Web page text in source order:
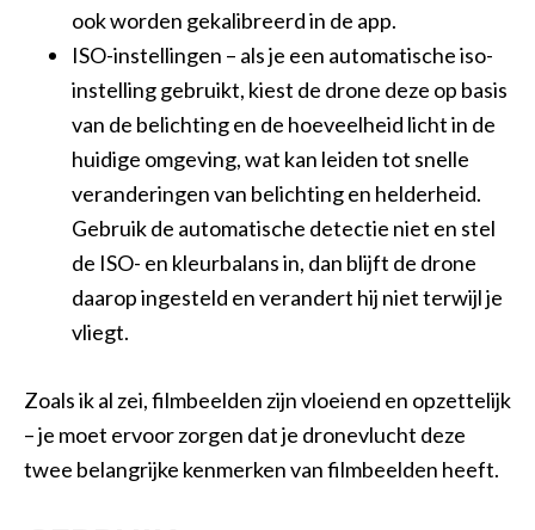
ook worden gekalibreerd in de app.
ISO-instellingen – als je een automatische iso-
instelling gebruikt, kiest de drone deze op basis
van de belichting en de hoeveelheid licht in de
huidige omgeving, wat kan leiden tot snelle
veranderingen van belichting en helderheid.
Gebruik de automatische detectie niet en stel
de ISO- en kleurbalans in, dan blijft de drone
daarop ingesteld en verandert hij niet terwijl je
vliegt.
Zoals ik al zei, filmbeelden zijn vloeiend en opzettelijk
– je moet ervoor zorgen dat je dronevlucht deze
twee belangrijke kenmerken van filmbeelden heeft.